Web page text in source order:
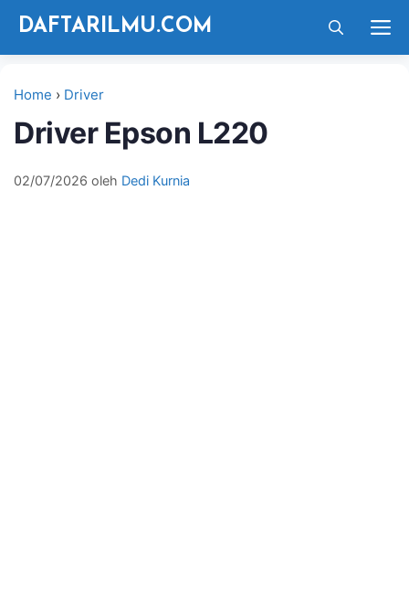
Langsung
DAFTARILMU.COM
Home › Driver
Driver Epson L220
02/07/2026 oleh Dedi Kurnia